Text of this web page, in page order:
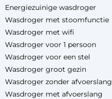
Energiezuinige wasdroger
Wasdroger met stoomfunctie
Wasdroger met wifi
Wasdroger voor 1 persoon
Wasdroger voor een stel
Wasdroger groot gezin
Wasdroger zonder afvoerslang
Wasdroger met afvoerslang